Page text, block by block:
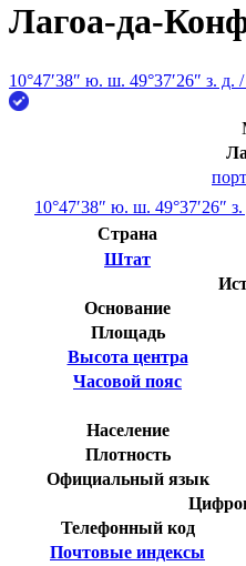
Лагоа-да-
10°47′38″ ю. ш. 49°37′26″ з. д. /
10°47′38″ ю. ш. 49°37′26″
Страна
Штат
Основание
Площадь
Высота центра
Часовой пояс
Население
Плотность
Официальный язык
Телефонный код
Почтовые индексы